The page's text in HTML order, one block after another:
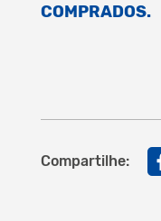
COMPRADOS.
Compartilhe: